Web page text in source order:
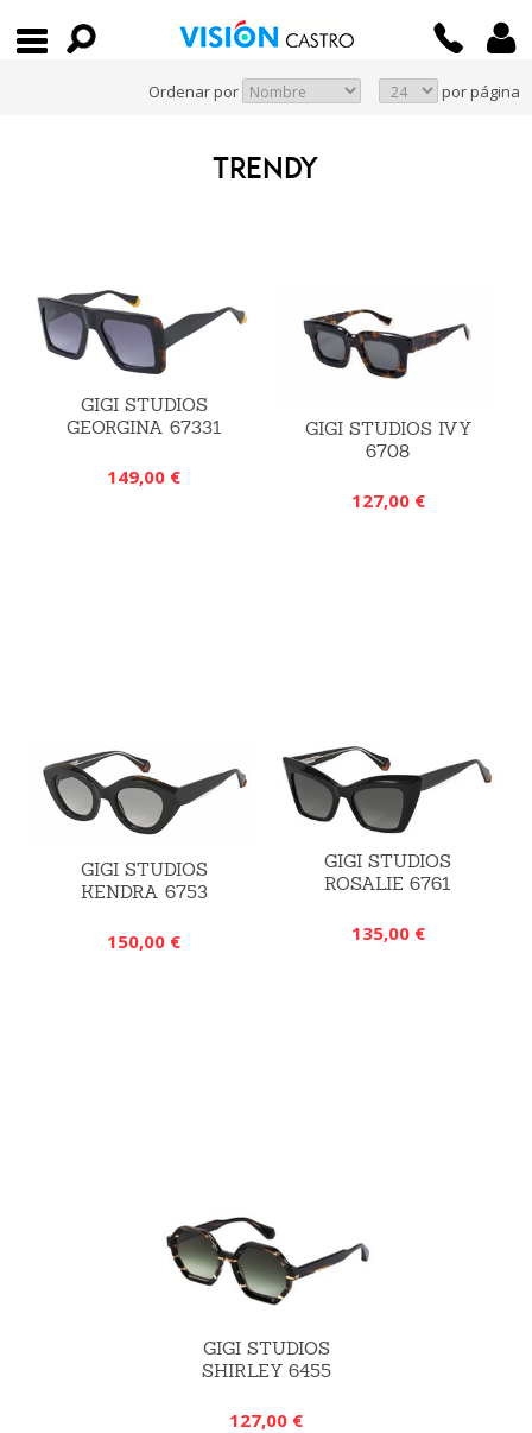
Ordenar por por página
TRENDY
GIGI STUDIOS
GEORGINA 67331
149,00 €
GIGI STUDIOS IVY
6708
127,00 €
GIGI STUDIOS
KENDRA 6753
150,00 €
GIGI STUDIOS
ROSALIE 6761
135,00 €
GIGI STUDIOS
SHIRLEY 6455
127,00 €